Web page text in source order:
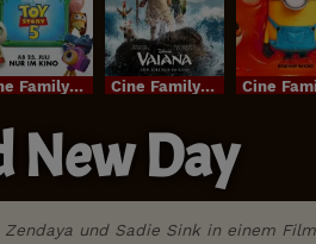
Cine FamilyIm Bundesstart Cine FamilyIm Bundesstart
New Day
Zendaya und Sadie Sink in einem